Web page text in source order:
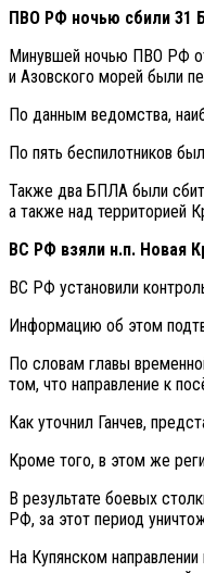
ПВО РФ ночью сбили 31
Минувшей ночью ПВО РФ
и Азовского морей были
По данным ведомства,
По пять беспилотников
Также два БПЛА были
а также над территорией
ВС РФ взяли н.п. Новая
ВС РФ установили
Информацию об этом
По словам главы
том, что направление к
Как уточнил Ганчев,
Кроме того, в этом же
В результате боевых
РФ, за этот период
На Купянском